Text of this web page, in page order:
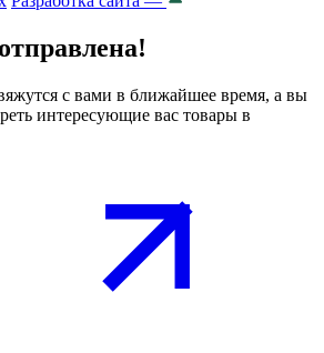
с вами в ближайшее время, а вы
интересующие вас товары в